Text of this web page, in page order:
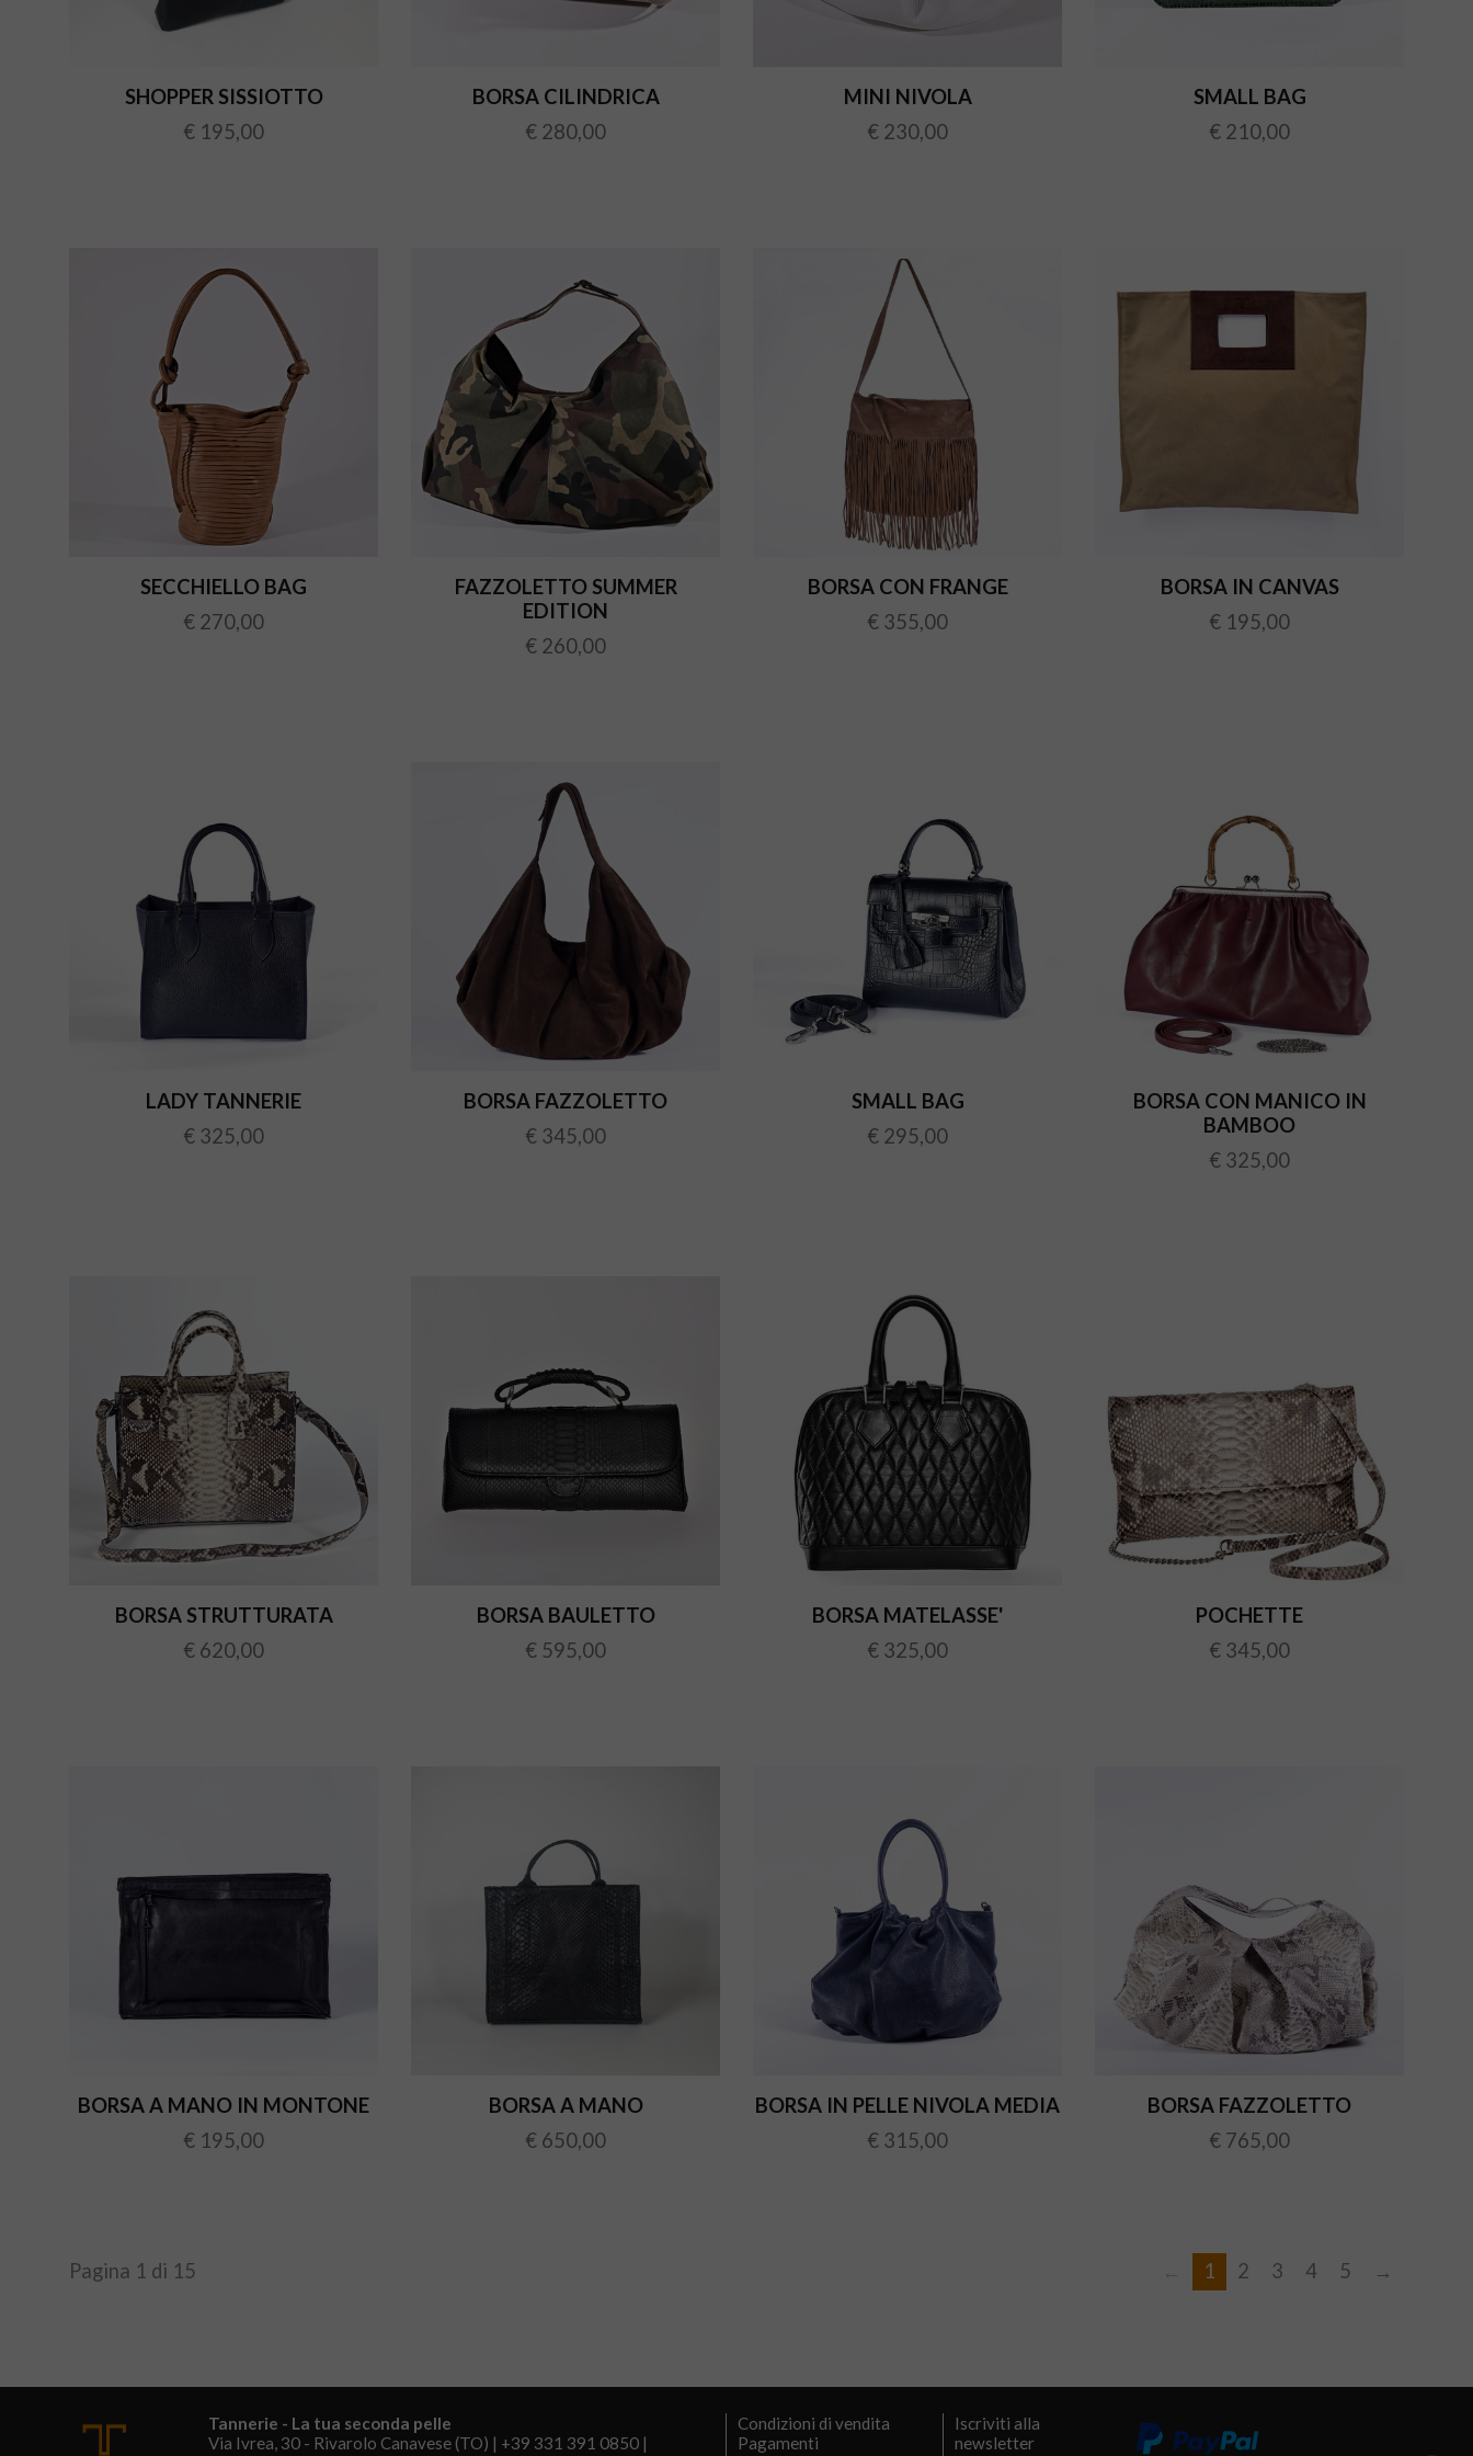
SHOPPER SISSIOTTO
€ 195,00
BORSA CILINDRICA
€ 280,00
MINI NIVOLA
€ 230,00
SMALL BAG
€ 210,00
SECCHIELLO BAG
€ 270,00
FAZZOLETTO SUMMER
EDITION
€ 260,00
BORSA CON FRANGE
€ 355,00
BORSA IN CANVAS
€ 195,00
LADY TANNERIE
€ 325,00
BORSA FAZZOLETTO
€ 345,00
SMALL BAG
€ 295,00
BORSA CON MANICO IN
BAMBOO
€ 325,00
BORSA STRUTTURATA
€ 620,00
BORSA BAULETTO
€ 595,00
BORSA MATELASSE'
€ 325,00
POCHETTE
€ 345,00
BORSA A MANO IN MONTONE
€ 195,00
BORSA A MANO
€ 650,00
BORSA IN PELLE NIVOLA MEDIA
€ 315,00
BORSA FAZZOLETTO
€ 765,00
Pagina 1 di 15 Precedente
1 2 3 4 5 →
Tannerie - La tua seconda pelle
Via Ivrea, 30 - Rivarolo Canavese (TO) | +39 331 391 0850 |
Condizioni di vendita
Pagamenti
Iscriviti alla
newsletter